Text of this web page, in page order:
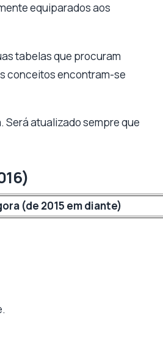
equiparados aos
tabelas que procuram
conceitos encontram-se
Será atualizado sempre que
(de 2015 em diante)